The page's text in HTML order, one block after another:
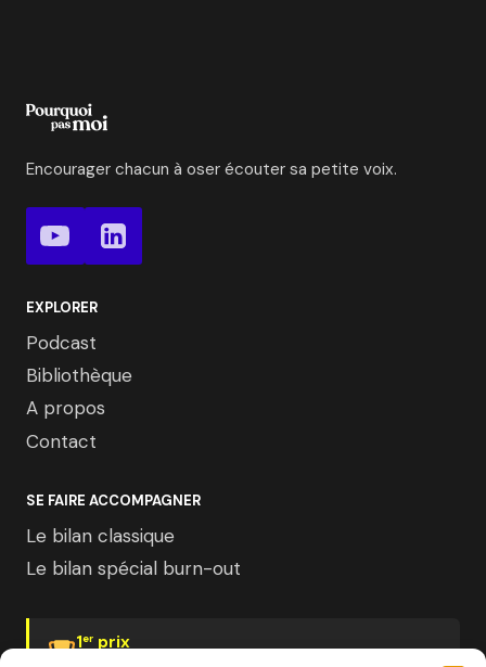
Encourager chacun à oser écouter sa petite voix.
EXPLORER
Podcast
Bibliothèque
A propos
Contact
SE FAIRE ACCOMPAGNER
Le bilan classique
Le bilan spécial burn-out
1er prix